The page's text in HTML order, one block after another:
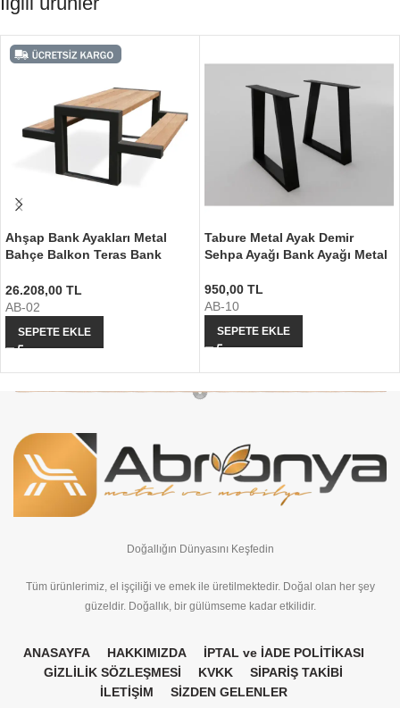
Ahşap Bank Ayakları Metal
Bahçe Balkon Teras Bank
26.208,00 TL
AB-02
SEPETE EKLE
Tabure Metal Ayak Demir
Sehpa Ayağı Bank Ayağı Metal
950,00 TL
AB-10
SEPETE EKLE
Doğallığın Dünyasını Keşfedin
Tüm ürünlerimiz, el işçiliği ve emek ile üretilmektedir. Doğal olan her şey
güzeldir. Doğallık, bir gülümseme kadar etkilidir.
ANASAYFA HAKKIMIZDA
İPTAL ve İADE POLİTİKASI
GİZLİLİK SÖZLEŞMESİ
KVKK
SİPARİŞ TAKİBİ
İLETİŞİM
SİZDEN GELENLER